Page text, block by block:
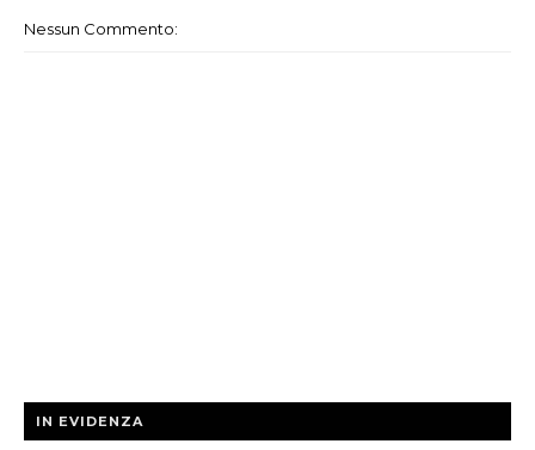
Nessun Commento:
IN EVIDENZA